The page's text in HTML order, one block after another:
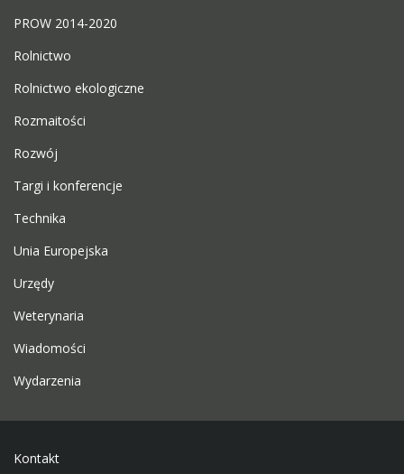
PROW 2014-2020
Rolnictwo
Rolnictwo ekologiczne
Rozmaitości
Rozwój
Targi i konferencje
Technika
Unia Europejska
Urzędy
Weterynaria
Wiadomości
Wydarzenia
Kontakt